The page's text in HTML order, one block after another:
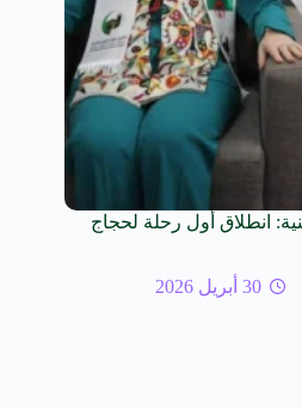
انطلاق أول رحلة لحجاج
30 أبريل 2026